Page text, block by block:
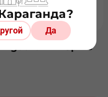
WinSpike
Да